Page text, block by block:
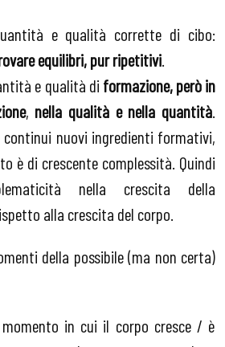
e qualità corrette di cibo:
equilibri, pur ripetitivi
e qualità di formazione, però in
, nella qualità e nella quantità
continui nuovi ingredienti formativi,
è di crescente complessità. Quindi
nella crescita della
alla crescita del corpo.
della possibile (ma non certa)
in cui il corpo cresce / è